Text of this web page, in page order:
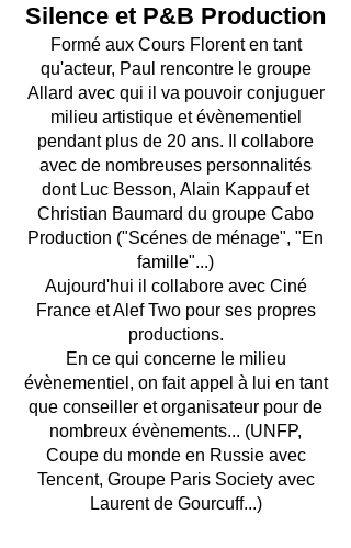
Silence et P&B Production
Formé aux Cours Florent en tant
qu'acteur, Paul rencontre le groupe
Allard avec qui il va pouvoir conjuguer
milieu artistique et évènementiel
pendant plus de 20 ans. Il collabore
avec de nombreuses personnalités
dont Luc Besson, Alain Kappauf et
Christian Baumard du groupe Cabo
Production ("Scénes de ménage", "En
famille"...)
Aujourd'hui il collabore avec Ciné
France et Alef Two pour ses propres
productions.
En ce qui concerne le milieu
évènementiel, on fait appel à lui en tant
que conseiller et organisateur pour de
nombreux évènements... (UNFP,
Coupe du monde en Russie avec
Tencent, Groupe Paris Society avec
Laurent de Gourcuff...)